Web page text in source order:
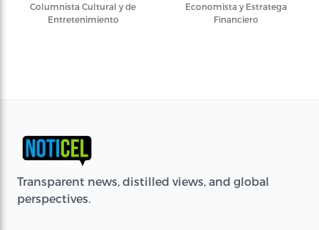
Columnista Cultural y de
Entretenimiento
Economista y Estratega
Financiero
Transparent news, distilled views, and global
perspectives.